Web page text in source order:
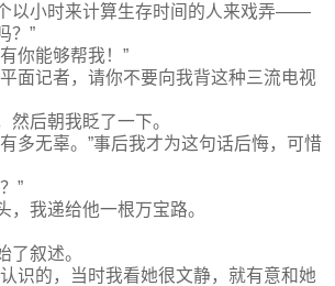
以小时来计算生存时间的人来戏弄——
？”
你能够帮我！”
面记者，请你不要向我背这种三流电视
然后朝我眨了一下。
多无辜。”事后我才为这句话后悔，可惜
”
，我递给他一根万宝路。
了叙述。
识的，当时我看她很文静，就有意和她